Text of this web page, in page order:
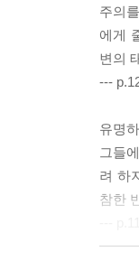
주의
에게
변의
---
유명
그들
려 하
참한